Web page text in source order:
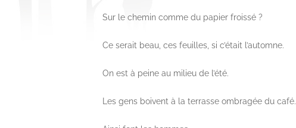
Sur le chemin comme du papier froissé ?
Ce serait beau, ces feuilles, si c’était l’automne.
On est à peine au milieu de l’été.
Les gens boivent à la terrasse ombragée du café.